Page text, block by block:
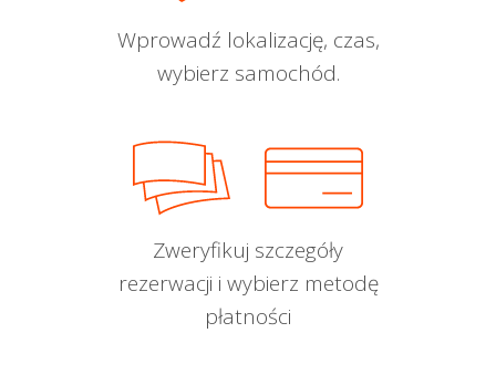
Wprowadź lokalizację, czas,
wybierz samochód.
Zweryfikuj szczegóły
rezerwacji i wybierz metodę
płatności